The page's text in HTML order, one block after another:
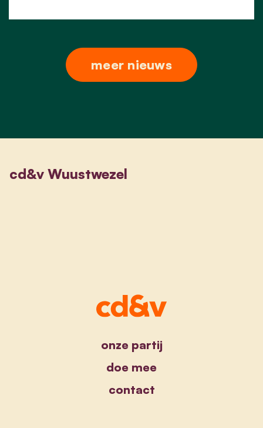
meer nieuws
cd&v Wuustwezel
onze partij
doe mee
contact